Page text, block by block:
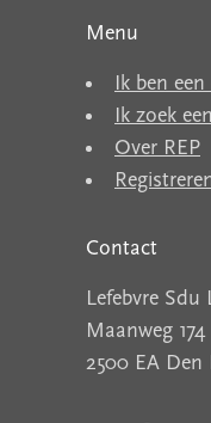
Menu
Ik ben
Ik zoek
Over REP
Contact
Lefebvre Sdu
Maanweg 174
2500 EA Den